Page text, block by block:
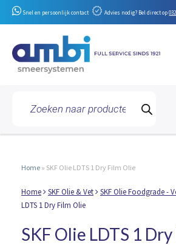
Snel en persoonlijk contact Advies nodig? Bel direct op
zoeken
Home » SKF Olie LDTS 1 Dry Film Olie
Home SKF Olie & Vet SKF Olie Foodgrade -
LDTS 1 Dry Film Olie
SKF Olie LDTS 1